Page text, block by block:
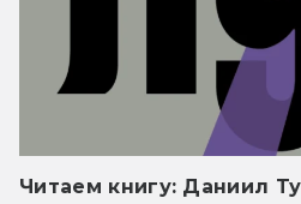
Читаем книгу: Даниил